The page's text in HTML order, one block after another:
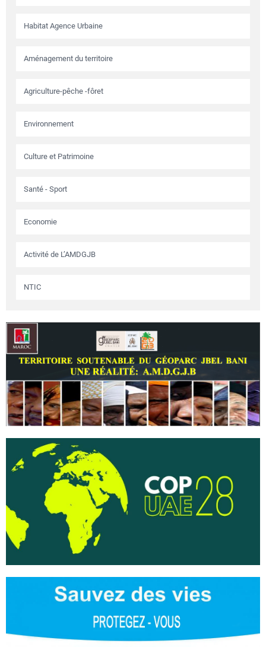
Habitat Agence Urbaine
Aménagement du territoire
Agriculture-pêche -fôret
Environnement
Culture et Patrimoine
Santé - Sport
Economie
Activité de L’AMDGJB
NTIC